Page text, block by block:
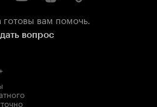
вам помочь.
вопрос